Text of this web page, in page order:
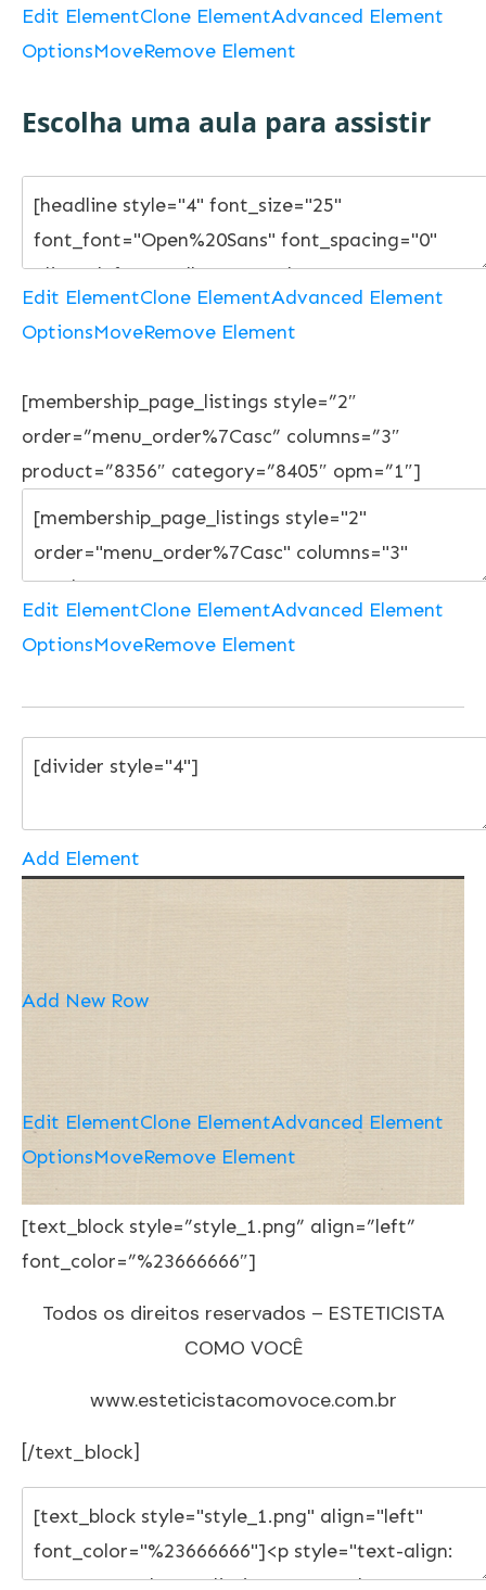
Edit ElementClone ElementAdvanced Element
OptionsMoveRemove Element
Escolha uma aula para assistir
Edit ElementClone ElementAdvanced Element
OptionsMoveRemove Element
[membership_page_listings style=”2″
order=”menu_order%7Casc” columns=”3″
product=”8356″ category=”8405″ opm=”1″]
Edit ElementClone ElementAdvanced Element
OptionsMoveRemove Element
Add Element
Add New Row
Edit ElementClone ElementAdvanced Element
OptionsMoveRemove Element
[text_block style=”style_1.png” align=”left”
font_color=”%23666666″]
Todos os direitos reservados – ESTETICISTA
COMO VOCÊ
www.esteticistacomovoce.com.br
[/text_block]